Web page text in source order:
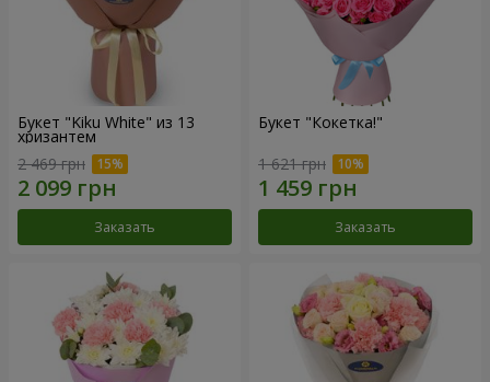
Букет "Kiku White" из 13
хризантем
2 469 грн
Заказать
Букет "Кокетка!"
1 621 грн
Заказать